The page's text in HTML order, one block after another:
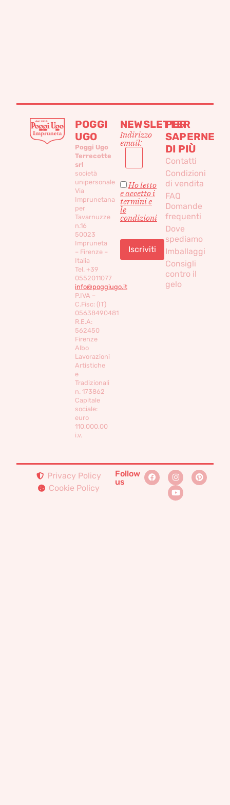
POGGI
UGO
Poggi Ugo
Terrecotte
srl
società
unipersonale
Via
Imprunetana
per
Tavarnuzze
n.16
50023
Impruneta
– Firenze –
Italia
Tel. +39
0552011077
info@poggiugo.it
P.IVA –
C.Fisc: (IT)
05638490481
R.E.A:
562450
Firenze
Albo
Lavorazioni
Artistiche
e
Tradizionali
n. 173862
Capitale
sociale:
euro
110,000,00
i.v.
NEWSLETTER
Indirizzo
email:
Ho letto
e accetto i
termini e
le
condizioni
PER
SAPERNE
DI PIÙ
Contatti
Condizioni
di vendita
FAQ
Domande
frequenti
Dove
spediamo
Imballaggi
Consigli
contro il
gelo
Privacy Policy
Cookie Policy
Follow
us